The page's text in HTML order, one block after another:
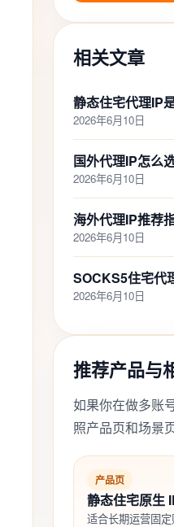
相关文章
静态住宅代理IP
2026年6月10日
国外代理IP怎么
2026年6月10日
海外代理IP推荐
2026年6月10日
SOCKS5住宅代
2026年6月10日
推荐产品与
如果你在做多账
照产品页和场景
产品页
静态住宅原生
适合长期运营固定